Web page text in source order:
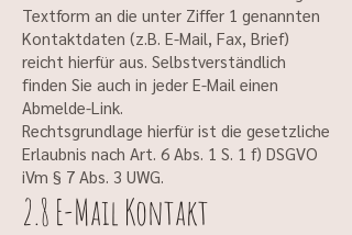
Textform an die unter Ziffer 1 genannten
Kontaktdaten (z.B. E-Mail, Fax, Brief)
reicht hierfür aus. Selbstverständlich
finden Sie auch in jeder E-Mail einen
Abmelde-Link.
Rechtsgrundlage hierfür ist die gesetzliche
Erlaubnis nach Art. 6 Abs. 1 S. 1 f) DSGVO
iVm § 7 Abs. 3 UWG.
2.8 E-Mail Kontakt